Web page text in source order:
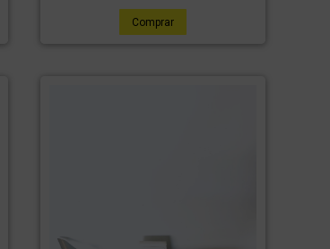
Comprar